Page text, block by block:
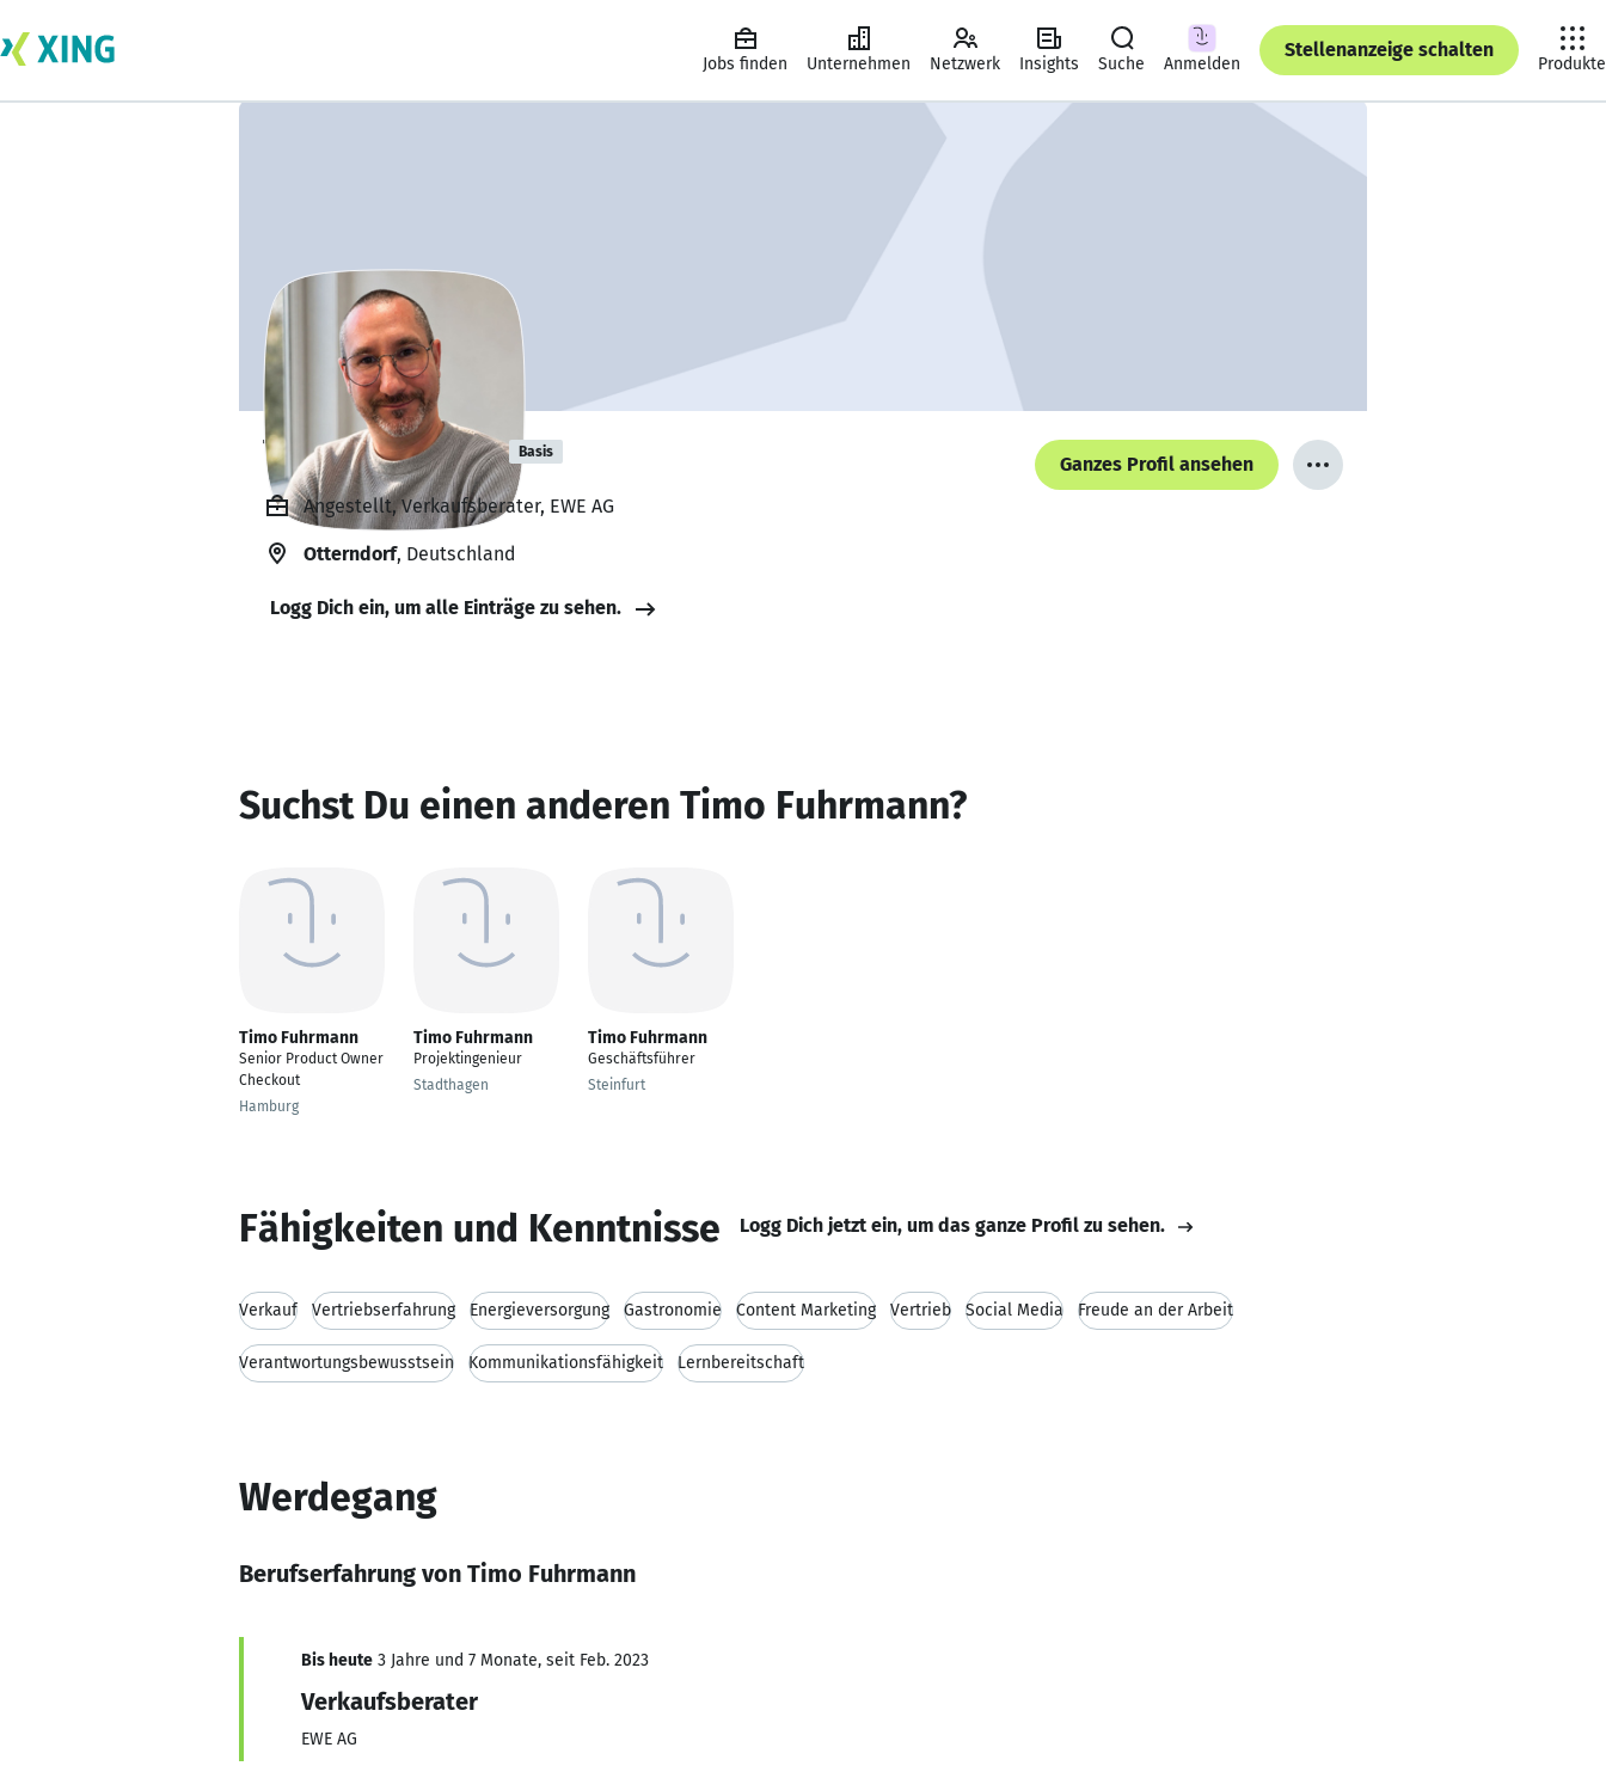
Jobs finden Unternehmen Netzwerk Insights Suche Anmelden
Stellenanzeige schalten
Produkte
Timo Fuhrmann Basis
Ganzes Profil ansehen
Angestellt, Verkaufsberater, EWE AG
Otterndorf, Deutschland
Logg Dich ein, um alle Einträge zu sehen.
Suchst Du einen anderen Timo Fuhrmann?
Timo Fuhrmann
Senior Product Owner
Checkout
Hamburg
Timo Fuhrmann
Projektingenieur
Stadthagen
Timo Fuhrmann
Geschäftsführer
Steinfurt
Fähigkeiten und Kenntnisse Logg Dich jetzt ein, um das ganze Profil zu sehen.
Verkauf Vertriebserfahrung Energieversorgung Gastronomie Content Marketing Vertrieb Social Media Freude an der Arbeit
Verantwortungsbewusstsein Kommunikationsfähigkeit Lernbereitschaft
Werdegang
Berufserfahrung von Timo Fuhrmann
Bis heute 3 Jahre und 7 Monate, seit Feb. 2023
Verkaufsberater
EWE AG